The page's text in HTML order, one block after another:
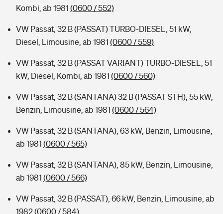
Kombi, ab 1981 (0600 / 552)
VW Passat, 32 B (PASSAT) TURBO-DIESEL, 51 kW,
Diesel, Limousine, ab 1981 (0600 / 559)
VW Passat, 32 B (PASSAT VARIANT) TURBO-DIESEL, 51
kW, Diesel, Kombi, ab 1981 (0600 / 560)
VW Passat, 32 B (SANTANA) 32 B (PASSAT STH), 55 kW,
Benzin, Limousine, ab 1981 (0600 / 564)
VW Passat, 32 B (SANTANA), 63 kW, Benzin, Limousine,
ab 1981 (0600 / 565)
VW Passat, 32 B (SANTANA), 85 kW, Benzin, Limousine,
ab 1981 (0600 / 566)
VW Passat, 32 B (PASSAT), 66 kW, Benzin, Limousine, ab
1982(0600 / 584)